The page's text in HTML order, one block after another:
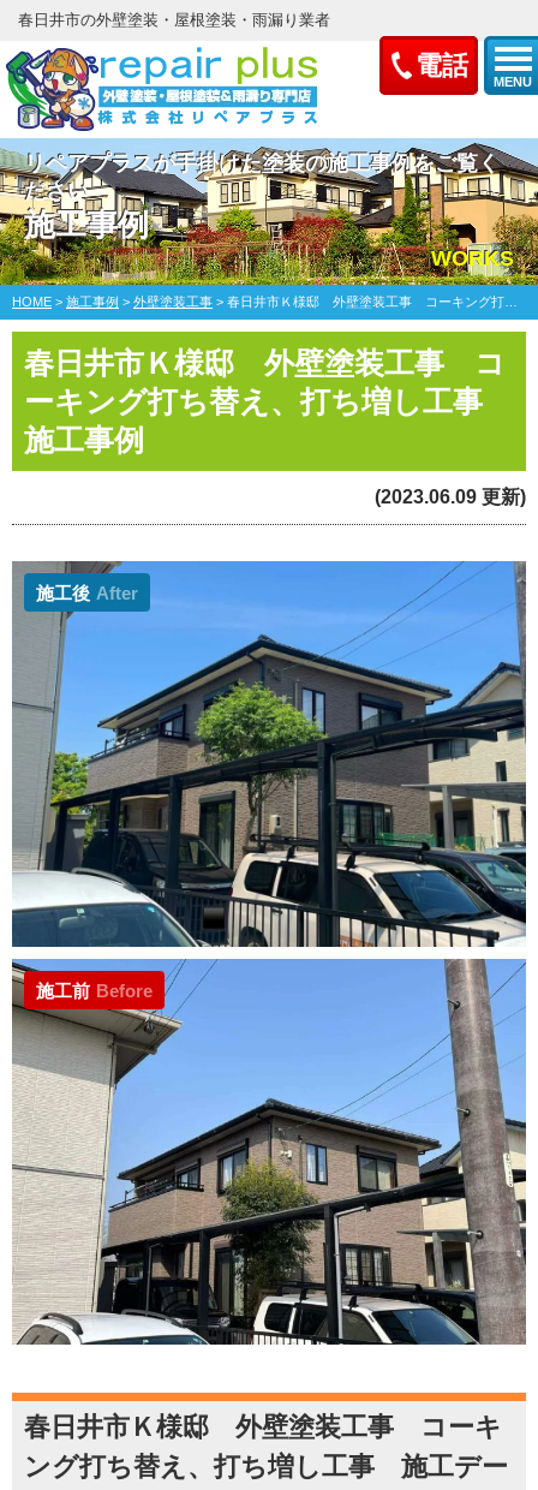
電話
MENU
春日井市の外壁塗装・屋根塗装・雨漏り業者
リペアプラスが手掛けた塗装の施工事例をご覧く
ださい
施工事例
WORKS
HOME > 施工事例 > 外壁塗装工事 > 春日井市Ｋ様邸 外壁塗装工事 コーキング打ち替え、打ち増し工事
春日井市Ｋ様邸 外壁塗装工事 コ
ーキング打ち替え、打ち増し工事
施工事例
(2023.06.09 更新)
施工後 After
施工前 Before
春日井市Ｋ様邸 外壁塗装工事 コーキ
ング打ち替え、打ち増し工事 施工デー